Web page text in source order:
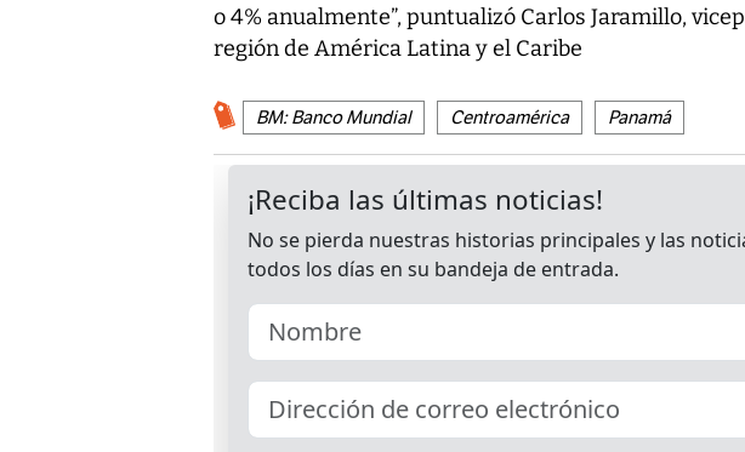
o 4% anualmente”, puntualizó Carlos Jaramillo,
región de América Latina y el Caribe
BM: Banco Mundial Centroamérica Panamá